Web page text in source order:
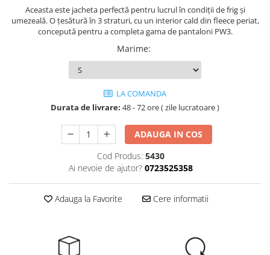
Accesorii motocoase
Foarfece de tuns gard viu si
arbusti
Masini si tractorase de tuns
Motosape si motoburghie
Motopompe
Aceasta este jacheta perfectă pentru lucrul în condiții de frig și
umezeală. O țesătură în 3 straturi, cu un interior cald din fleece periat,
concepută pentru a completa gama de pantaloni PW3.
Marime:
LA COMANDA
Durata de livrare: 48 - 72 ore ( zile lucratoare )
ADAUGA IN COS
Cod Produs: 5430
Ai nevoie de ajutor? 0723525358
Adauga la Favorite Cere informatii